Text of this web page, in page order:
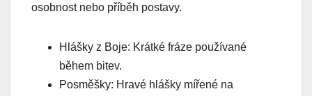
osobnost nebo příběh postavy.
Hlášky z Boje: Krátké fráze používané
během bitev.
Posměšky: Hravé hlášky mířené na